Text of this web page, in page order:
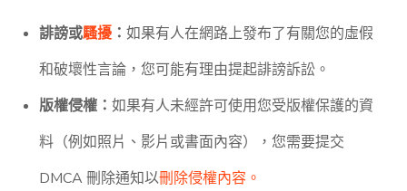
誹謗或騷擾 ：如果有人在網路上發布了有關您的虛假
和破壞性言論，您可能有理由提起誹謗訴訟。
版權侵權：如果有人未經許可使用您受版權保護的資
料（例如照片、影片或書面內容），您需要提交
DMCA 刪除通知以刪除侵權內容。